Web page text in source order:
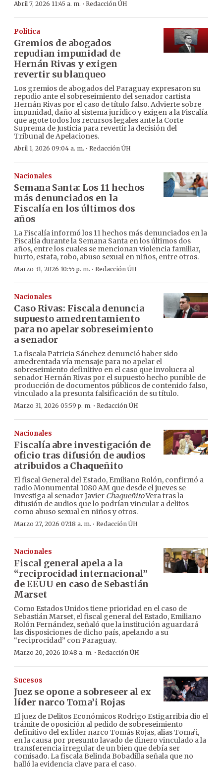
Abril 7, 2026 11:45 a. m. · Redacción ÚH
Política
Gremios de abogados
repudian impunidad de
Hernán Rivas y exigen
revertir su blanqueo
Los gremios de abogados del Paraguay expresaron su
repudio ante el sobreseimiento del senador cartista
Hernán Rivas por el caso de título falso. Advierte sobre
impunidad, daño al sistema jurídico y exigen a la Fiscalía
que agote todos los recursos legales ante la Corte
Suprema de Justicia para revertir la decisión del
Tribunal de Apelaciones.
Abril 1, 2026 09:04 a. m. · Redacción ÚH
Nacionales
Semana Santa: Los 11 hechos
más denunciados en la
Fiscalía en los últimos dos
años
La Fiscalía informó los 11 hechos más denunciados en la
Fiscalía durante la Semana Santa en los últimos dos
años, entre los cuales se mencionan violencia familiar,
hurto, estafa, robo, abuso sexual en niños, entre otros.
Marzo 31, 2026 10:55 p. m. · Redacción ÚH
Nacionales
Caso Rivas: Fiscala denuncia
supuesto amedrentamiento
para no apelar sobreseimiento
a senador
La fiscala Patricia Sánchez denunció haber sido
amedrentada vía mensaje para no apelar el
sobreseimiento definitivo en el caso que involucra al
senador Hernán Rivas por el supuesto hecho punible de
producción de documentos públicos de contenido falso,
vinculado a la presunta falsificación de su título.
Marzo 31, 2026 05:59 p. m. · Redacción ÚH
Nacionales
Fiscalía abre investigación de
oficio tras difusión de audios
atribuidos a Chaqueñito
El fiscal General del Estado, Emiliano Rolón, confirmó a
radio Monumental 1080 AM que desde el jueves se
investiga al senador Javier ChaqueñitoVera tras la
difusión de audios que lo podrían vincular a delitos
como abuso sexual en niños y otros.
Marzo 27, 2026 07:18 a. m. · Redacción ÚH
Nacionales
Fiscal general apela a la
“reciprocidad internacional”
de EEUU en caso de Sebastián
Marset
Como Estados Unidos tiene prioridad en el caso de
Sebastián Marset, el fiscal general del Estado, Emiliano
Rolón Fernández, señaló que la institución aguardará
las disposiciones de dicho país, apelando a su
“reciprocidad” con Paraguay.
Marzo 20, 2026 10:48 a. m. · Redacción ÚH
Sucesos
Juez se opone a sobreseer al ex
líder narco Toma’i Rojas
El juez de Delitos Económicos Rodrigo Estigarribia dio el
trámite de oposición al pedido de sobreseimiento
definitivo del ex líder narco Tomás Rojas, alias Toma’i,
en la causa por presunto lavado de dinero vinculado a la
transferencia irregular de un bien que debía ser
comisado. La fiscala Belinda Bobadilla señala que no
halló la evidencia clave para el caso.